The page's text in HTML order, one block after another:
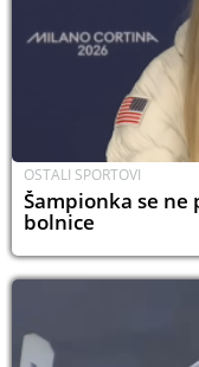
OSTALI SPORTOVI
Šampionka se ne
bolnice